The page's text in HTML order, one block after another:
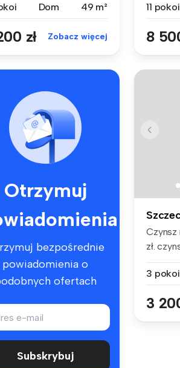
Dom 49 m²
zł Zobacz więcej
11 pokoi
8
Otrzymuj
bezpośrednie
powiadomienia o
ofertach
Subskrybuj
Czynsz
zł.
3 pokoi
3